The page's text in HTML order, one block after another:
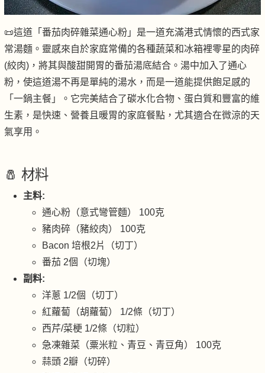
📜這道「番茄肉碎雜菜通心粉」是一道充滿港式情懷的西式家
常湯麵。靈感來自於家庭常備的各種蔬菜和冰箱裡零星的肉碎
(絞肉)，將其與酸甜開胃的番茄湯底結合。湯中加入了通心
粉，使這道湯不再是單純的湯水，而是一道能提供飽足感的
「一鍋主餐」。它完美結合了碳水化合物、蛋白質和豐富的維
生素，是快速、營養且暖胃的家庭餐點，尤其適合在微涼的天
氣享用。
🧂 材料
主料:
通心粉（意式彎管麵） 100克
豬肉碎（豬絞肉） 100克
Bacon 培根2片（切丁）
番茄 2個（切塊）
副料:
洋蔥 1/2個（切丁）
紅蘿蔔（胡蘿蔔） 1/2條（切丁）
西芹/菜梗 1/2條（切粒）
急凍雜菜（粟米粒、青豆、青豆角） 100克
蒜頭 2瓣（切碎）